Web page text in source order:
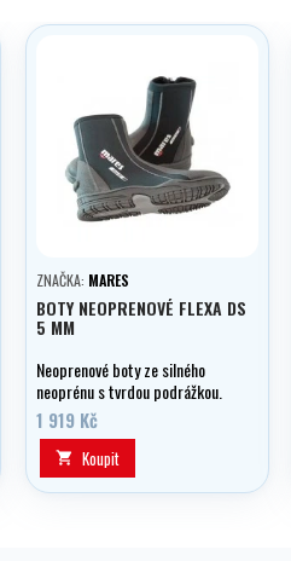
ZNAČKA: MARES
BOTY NEOPRENOVÉ FLEXA DS
5 MM
Neoprenové boty ze silného
neoprénu s tvrdou podrážkou.
1 919 Kč
 Koupit